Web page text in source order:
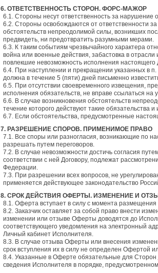
6. ОТВЕТСТВЕННОСТЬ СТОРОН. ФОРС-МАЖОР
6.1. Стороны несут ответственность за нарушение
6.2. Стороны освобождаются от ответственности
обстоятельств непреодолимой силы, возникших
предвидеть, ни предотвратить разумными мерами.
6.3. К таким событиям чрезвычайного характера
война или военные действия, забастовка в
повлекшие невозможность исполнения настоящего
6.4. При наступлении и прекращении указанных в
должна в течение 5 (пяти) дней письменно
6.5. При отсутствии своевременного извещения,
исполнения обязательств, не вправе ссылаться на
6.6. В случае возникновения обстоятельств
течение которого действуют такие обязательства и
6.7. Если обстоятельства, предусмотренные
7. РАЗРЕШЕНИЕ СПОРОВ. ПРИМЕНИМОЕ ПРАВО
7.1. Все споры или разногласия, возникающие по
разрешать путем переговоров.
7.2. В случае невозможности достичь согласия
соответствии с ней Договору, подлежат
Федерации.
7.3. При разрешении всех вопросов, не
применяется действующее законодательство
8. СРОК ДЕЙСТВИЯ ОФЕРТЫ. ИЗМЕНЕНИЕ И
8.1. Оферта вступает в силу с момента размещения
8.2. Заказчик оставляет за собой право внести
изменении или отзыве Оферты доводятся до
соответствующего уведомления на электронный
Личный кабинет Исполнителя.
8.3. В случае отзыва Оферты или внесения
срок вступления их в силу не определен Офертой
8.4. Указанные в Оферте обязательные для
сведения Исполнителя в порядке,